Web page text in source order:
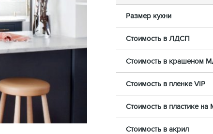
Размер кухни
Стоимость в ЛДСП
Стоимость в крашеном
Стоимость в пленке VIP
Стоимость в пластике
Стоимость в акрил